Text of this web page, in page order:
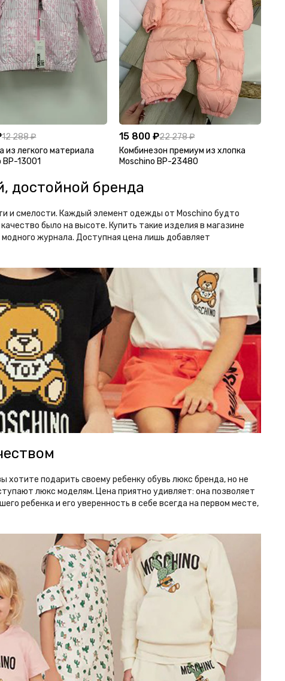
12 288 ₽
из легкого материала
BP-13001
15 800 ₽22 278 ₽
Комбинезон премиум из хлопка
Moschino BP-23480
достойной бренда
и смелости. Каждый элемент одежды от Moschino будто
было на высоте. Купить такие изделия в магазине
журнала. Доступная цена лишь добавляет
хотите подарить своему ребенку обувь люкс бренда, но не
люкс моделям. Цена приятно удивляет: она позволяет
ребенка и его уверенность в себе всегда на первом месте,